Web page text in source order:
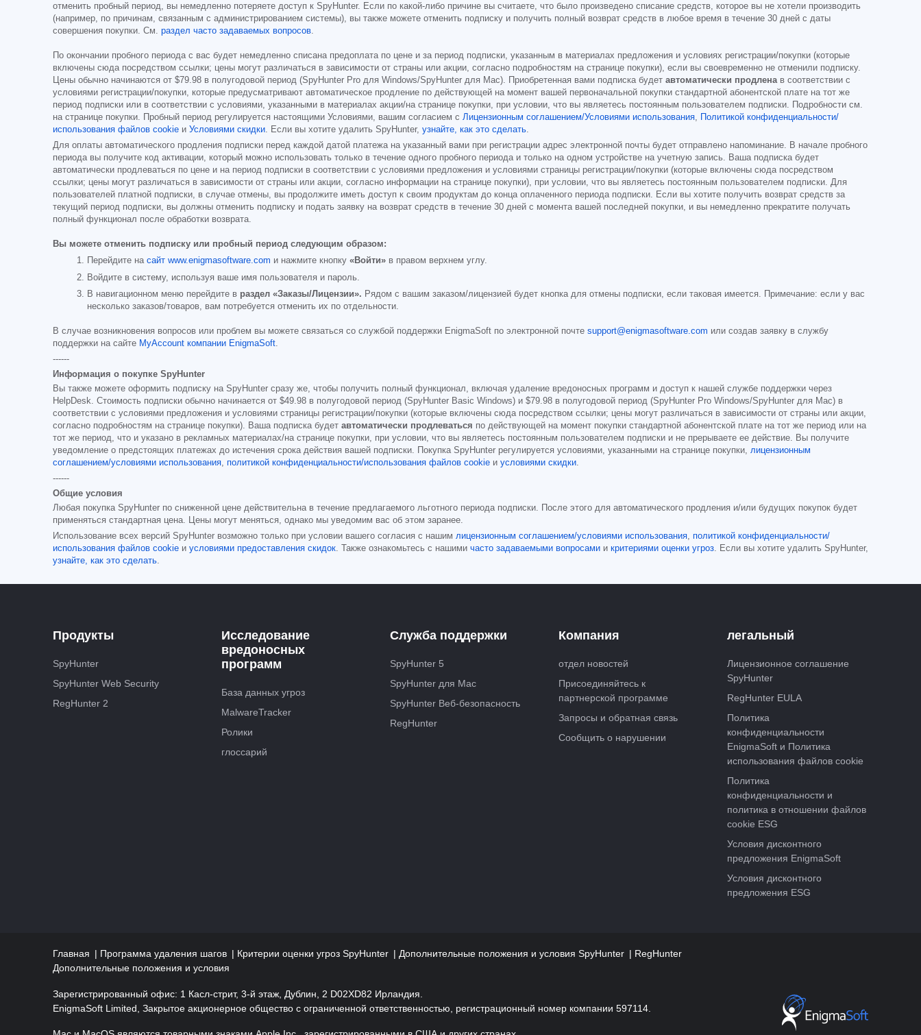
отменить пробный период, вы немедленно потеряете доступ к SpyHunter. Если по какой-либо причине вы считаете, что было произведено списание средств, которое вы не хотели производить
(например, по причинам, связанным с администрированием системы), вы также можете отменить подписку и получить полный возврат средств в любое время в течение 30 дней с даты
совершения покупки. См. раздел часто задаваемых вопросов.
По окончании пробного периода с вас будет немедленно списана предоплата по цене и за период подписки, указанным в материалах предложения и условиях регистрации/покупки (которые
включены сюда посредством ссылки; цены могут различаться в зависимости от страны или акции, согласно подробностям на странице покупки), если вы своевременно не отменили подписку.
Цены обычно начинаются от $79.98 в полугодовой период (SpyHunter Pro для Windows/SpyHunter для Mac). Приобретенная вами подписка будет автоматически продленав соответствии с
условиями регистрации/покупки, которые предусматривают автоматическое продление по действующей на момент вашей первоначальной покупки стандартной абонентской плате на тот же
период подписки или в соответствии с условиями, указанными в материалах акции/на странице покупки, при условии, что вы являетесь постоянным пользователем подписки. Подробности см.
на странице покупки. Пробный период регулируется настоящими Условиями, вашим согласием с Лицензионным соглашением/Условиями использования,
Политикой конфиденциальности/
использования файлов cookie и Условиями скидки. Если вы хотите удалить SpyHunter, узнайте, как это сделать.
Для оплаты автоматического продления подписки перед каждой датой платежа на указанный вами при регистрации адрес электронной почты будет отправлено напоминание. В начале пробного
периода вы получите код активации, который можно использовать только в течение одного пробного периода и только на одном устройстве на учетную запись. Ваша подписка будет
автоматически продлеваться по цене и на период подписки в соответствии с условиями предложения и условиями страницы регистрации/покупки (которые включены сюда посредством
ссылки; цены могут различаться в зависимости от страны или акции, согласно информации на странице покупки), при условии, что вы являетесь постоянным пользователем подписки. Для
пользователей платной подписки, в случае отмены, вы продолжите иметь доступ к своим продуктам до конца оплаченного периода подписки. Если вы хотите получить возврат средств за
текущий период подписки, вы должны отменить подписку и подать заявку на возврат средств в течение 30 дней с момента вашей последней покупки, и вы немедленно прекратите получать
полный функционал после обработки возврата.
Вы можете отменить подписку или пробный период следующим образом:
Перейдите на сайт www.enigmasoftware.com и нажмите кнопку «Войти» в правом верхнем углу.
Войдите в систему, используя ваше имя пользователя и пароль.
В навигационном меню перейдите в раздел «Заказы/Лицензии». Рядом с вашим заказом/лицензией будет кнопка для отмены подписки, если таковая имеется. Примечание: если у вас
несколько заказов/товаров, вам потребуется отменить их по отдельности.
В случае возникновения вопросов или проблем вы можете связаться со службой поддержки EnigmaSoft по электронной почте support@enigmasoftware.com или создав заявку в службу
поддержки на сайте MyAccount компании EnigmaSoft
------
Информация о покупке SpyHunter
Вы также можете оформить подписку на SpyHunter сразу же, чтобы получить полный функционал, включая удаление вредоносных программ и доступ к нашей службе поддержки через
HelpDesk. Стоимость подписки обычно начинается от $49.98 в полугодовой период (SpyHunter Basic Windows) и $79.98 в полугодовой период (SpyHunter Pro Windows/SpyHunter для Mac) в
соответствии с условиями предложения и условиями страницы регистрации/покупки (которые включены сюда посредством ссылки; цены могут различаться в зависимости от страны или акции,
согласно подробностям на странице покупки). Ваша подписка будет автоматически продлеваться по действующей на момент покупки стандартной абонентской плате на тот же период или на
тот же период, что и указано в рекламных материалах/на странице покупки, при условии, что вы являетесь постоянным пользователем подписки и не прерываете ее действие. Вы получите
уведомление о предстоящих платежах до истечения срока действия вашей подписки. Покупка SpyHunter регулируется условиями, указанными на странице покупки, лицензионным
соглашением/условиями использования
политикой конфиденциальности/использования файлов cookie и условиями скидки
------
Общие условия
Любая покупка SpyHunter по сниженной цене действительна в течение предлагаемого льготного периода подписки. После этого для автоматического продления и/или будущих покупок будет
применяться стандартная цена. Цены могут меняться, однако мы уведомим вас об этом заранее.
Использование всех версий SpyHunter возможно только при условии вашего согласия с нашим лицензионным соглашением/условиями использования
политикой конфиденциальности/
использования файлов cookie и условиями предоставления скидок . Также ознакомьтесь с нашими часто задаваемыми вопросами и критериями оценки угроз . Если вы хотите удалить SpyHunter,
узнайте, как это сделать
Продукты
SpyHunter
SpyHunter Web Security
RegHunter 2
Исследование
вредоносных
программ
База данных угроз
MalwareTracker
Ролики
глоссарий
Служба поддержки
SpyHunter 5
SpyHunter для Mac
SpyHunter Веб-безопасность
RegHunter
Компания
отдел новостей
Присоединяйтесь к
партнерской программе
Запросы и обратная связь
Сообщить о нарушении
легальный
Лицензионное соглашение
SpyHunter
RegHunter EULA
Политика
конфиденциальности
EnigmaSoft и Политика
использования файлов cookie
Политика
конфиденциальности и
политика в отношении файлов
cookie ESG
Условия дисконтного
предложения EnigmaSoft
Условия дисконтного
предложения ESG
Главная Программа удаления шагов Критерии оценки угроз SpyHunter Дополнительные положения и условия SpyHunter
RegHunter
Дополнительные положения и условия
Зарегистрированный офис: 1 Касл-стрит, 3-й этаж, Дублин, 2 D02XD82 Ирландия.
EnigmaSoft Limited, Закрытое акционерное общество с ограниченной ответственностью, регистрационный номер компании 597114.